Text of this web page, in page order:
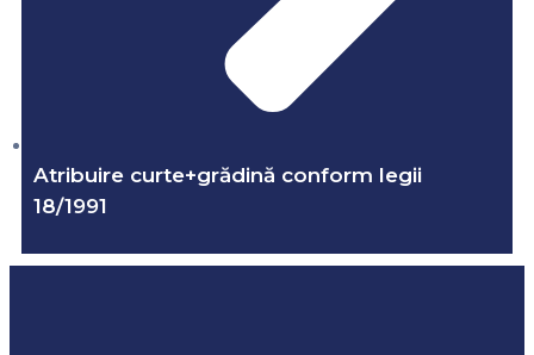
Atribuire curte+grădină conform legii
18/1991